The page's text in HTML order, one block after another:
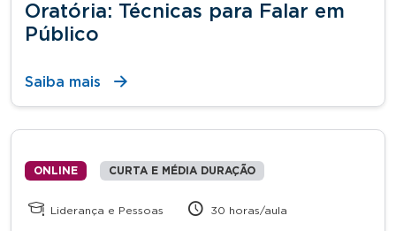
Oratória: Técnicas para Falar em
Público
Saiba mais
ONLINE CURTA E MÉDIA DURAÇÃO
Liderança e Pessoas 30 horas/aula